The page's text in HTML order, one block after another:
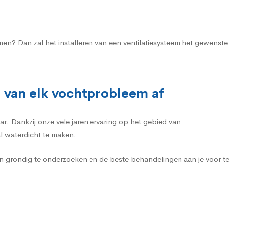
Dan zal het installeren van een ventilatiesysteem het gewenste
elk vochtprobleem af
Dankzij onze vele jaren ervaring op het gebied van
waterdicht te maken.
grondig te onderzoeken en de beste behandelingen aan je voor te